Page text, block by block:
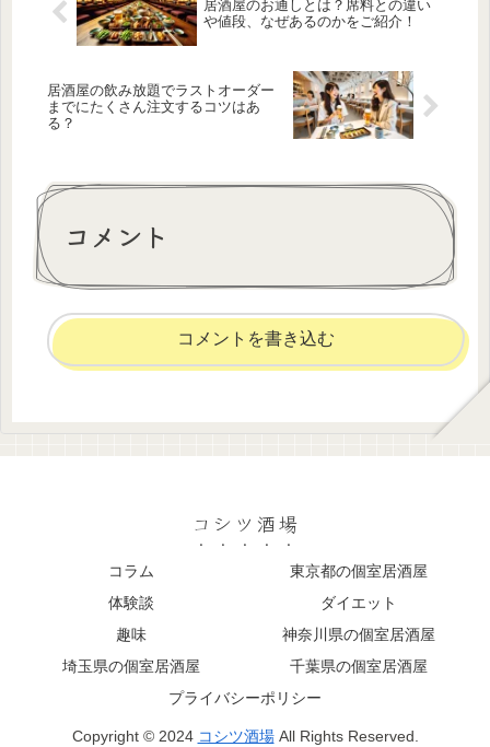
居酒屋のお通しとは？席料との違い
や値段、なぜあるのかをご紹介！
居酒屋の飲み放題でラストオーダー
までにたくさん注文するコツはあ
る？
コメント
コメントを書き込む
コシツ酒場
コラム
東京都の個室居酒屋
体験談
ダイエット
趣味
神奈川県の個室居酒屋
埼玉県の個室居酒屋
千葉県の個室居酒屋
プライバシーポリシー
Copyright © 2024 コシツ酒場All Rights Reserved.